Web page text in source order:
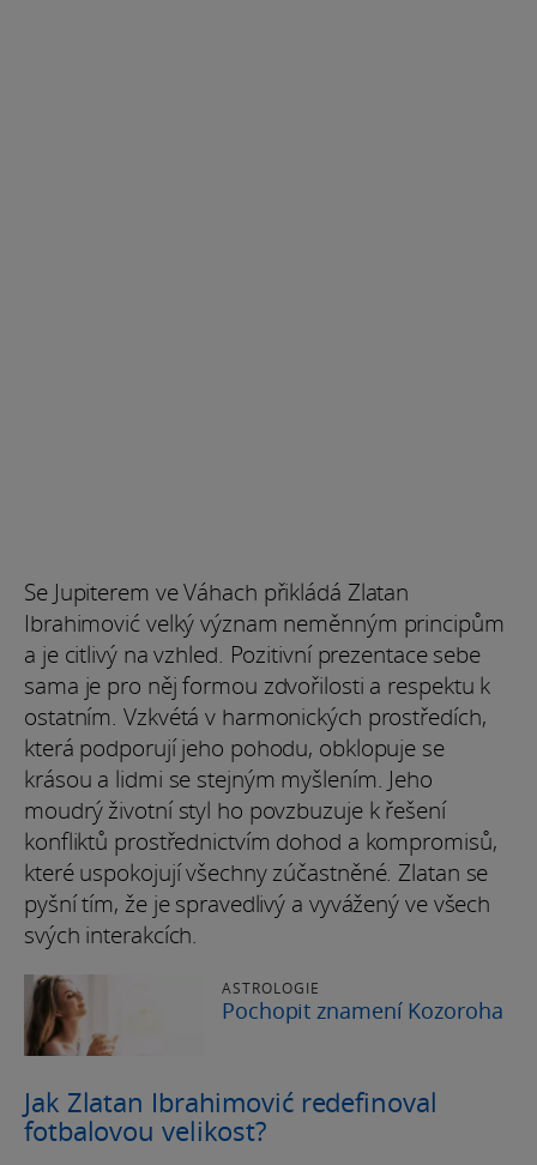
Se Jupiterem ve Váhach přikládá Zlatan
Ibrahimović velký význam neměnným principům
a je citlivý na vzhled. Pozitivní prezentace sebe
sama je pro něj formou zdvořilosti a respektu k
ostatním. Vzkvétá v harmonických prostředích,
která podporují jeho pohodu, obklopuje se
krásou a lidmi se stejným myšlením. Jeho
moudrý životní styl ho povzbuzuje k řešení
konfliktů prostřednictvím dohod a kompromisů,
které uspokojují všechny zúčastněné. Zlatan se
pyšní tím, že je spravedlivý a vyvážený ve všech
svých interakcích.
ASTROLOGIE
Pochopit znamení Kozoroha
Jak Zlatan Ibrahimović redefinoval
fotbalovou velikost?